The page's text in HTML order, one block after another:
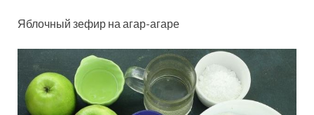
Яблочный зефир на агар-агаре